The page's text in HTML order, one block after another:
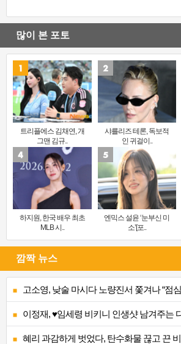
많이 본 포토
트리플에스 김채연, 개
그맨 김규..
샤를리즈 테론, 독보적
인 귀걸이..
하지원, 한국 배우 최초
MLB 시..
엔믹스 설윤 ‘눈부신 미
소’[포..
깜짝 뉴스
고소영, 낮술 마시다 노량진서 쫓겨나 “점
이정재, ♥임세령 비키니 인생샷 남겨주는
혜리 과감하게 벗었다, 탄수화물 끊고 끈